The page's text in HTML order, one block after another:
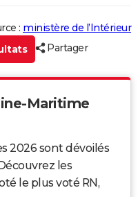
: ministère de l’Intérieur
Partager
Maritime
2026 sont dévoilés
les
le plus voté RN,